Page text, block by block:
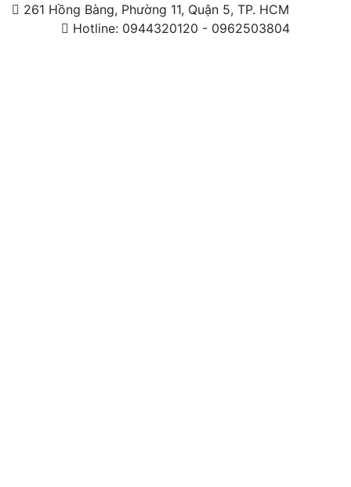
261 Hồng Bàng, Phường 11, Quận 5, TP. HCM
Hotline: 0944320120 - 0962503804